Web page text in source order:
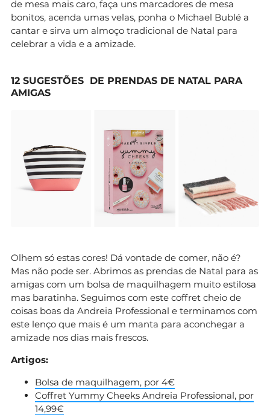
de mesa mais caro, faça uns marcadores de mesa
bonitos, acenda umas velas, ponha o Michael Bublé a
cantar e sirva um almoço tradicional de Natal para
celebrar a vida e a amizade.
12 SUGESTÕES DE PRENDAS DE NATAL PARA
AMIGAS
Olhem só estas cores! Dá vontade de comer, não é?
Mas não pode ser. Abrimos as prendas de Natal para as
amigas com um bolsa de maquilhagem muito estilosa
mas baratinha. Seguimos com este coffret cheio de
coisas boas da Andreia Professional e terminamos com
este lenço que mais é um manta para aconchegar a
amizade nos dias mais frescos.
Artigos:
Bolsa de maquilhagem, por 4€
Coffret Yummy Cheeks Andreia Professional, por
14,99€